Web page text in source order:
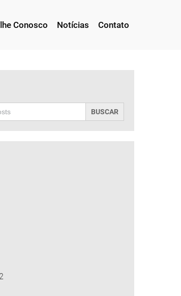
Conosco Notícias Contato